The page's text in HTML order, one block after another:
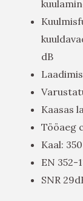
dB
Kaasas
Tööaeg
Kaal:
EN 352-
SNR